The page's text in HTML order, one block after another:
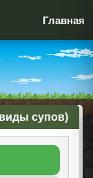
Главная
супов)